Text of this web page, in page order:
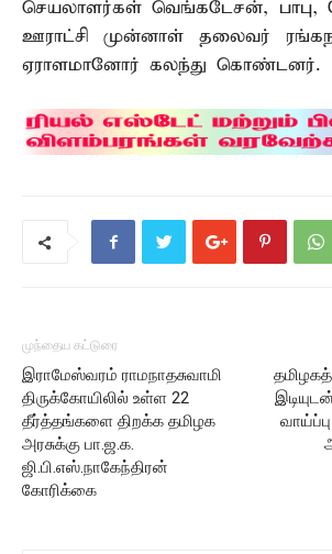
செயலாளர்கள் வெங்கடேசன், பாபு,
ஊராட்சி முன்னாள் தலைவர்
ஏராளமானோர் கலந்து கொண்டனர்.
முந்தைய கட்டுரை
இராமேஸ்வரம் ராமநாதசுவாமி
திருக்கோயிலில் உள்ள 22
தீர்த்தங்களை திறக்க தமிழக
அரசுக்கு பா.ஜ.க.
ஜி.பி.எஸ்.நாகேந்திரன்
கோரிக்கை